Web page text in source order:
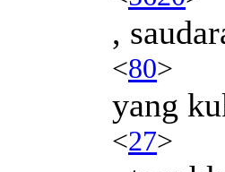
,
<80>
yang
<27>